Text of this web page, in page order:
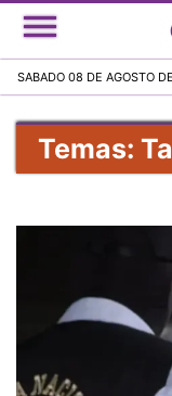
SABADO 08 DE AGOSTO
Temas: